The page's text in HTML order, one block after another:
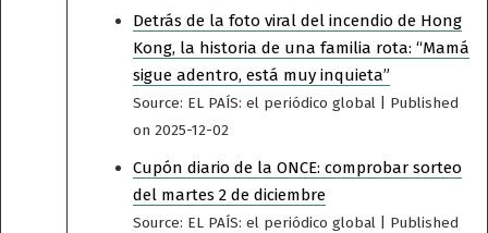
Detrás de la foto viral del incendio de Hong
Kong, la historia de una familia rota: “Mamá
sigue adentro, está muy inquieta”
Source: EL PAÍS: el periódico global
Published
on 2025-12-02
Cupón diario de la ONCE: comprobar sorteo
del martes 2 de diciembre
Source: EL PAÍS: el periódico global
Published